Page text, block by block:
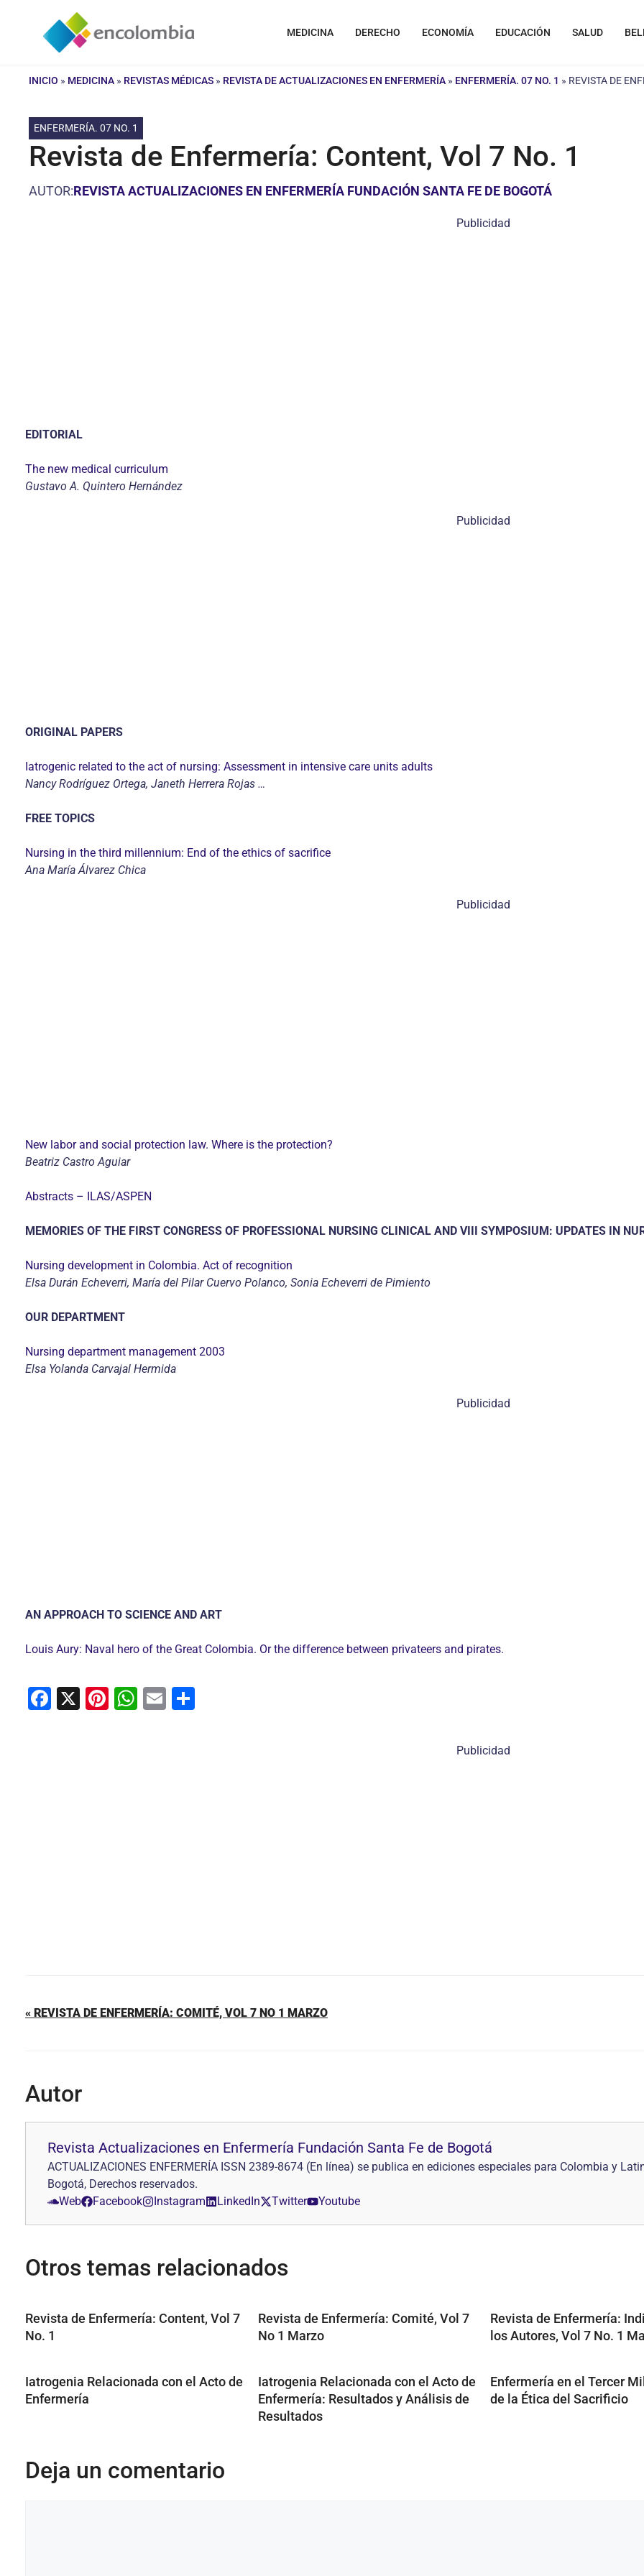
contenido
MEDICINA DERECHO ECONOMÍA EDUCACIÓN SALUD
INICIO » MEDICINA » REVISTAS MÉDICAS » REVISTA DE ACTUALIZACIONES EN ENFERMERÍA » ENFERMERÍA. 07 NO. 1 » REVISTA DE
ENFERMERÍA. 07 NO. 1
Revista de Enfermería: Content, Vol 7 No. 1
AUTOR:REVISTA ACTUALIZACIONES EN ENFERMERÍA FUNDACIÓN SANTA FE DE BOGOTÁ
Publicidad
EDITORIAL
The new medical curriculum
Gustavo A. Quintero Hernández
Publicidad
ORIGINAL PAPERS
Iatrogenic related to the act of nursing: Assessment in intensive care units adults
Nancy Rodríguez Ortega, Janeth Herrera Rojas …
FREE TOPICS
Nursing in the third millennium: End of the ethics of sacrifice
Ana María Álvarez Chica
Publicidad
New labor and social protection law. Where is the protection?
Beatriz Castro Aguiar
Abstracts – ILAS/ASPEN
MEMORIES OF THE FIRST CONGRESS OF PROFESSIONAL NURSING CLINICAL AND VIII SYMPOSIUM: UPDATES IN
Nursing development in Colombia. Act of recognition
Elsa Durán Echeverri, María del Pilar Cuervo Polanco, Sonia Echeverri de Pimiento
OUR DEPARTMENT
Nursing department management 2003
Elsa Yolanda Carvajal Hermida
Publicidad
AN APPROACH TO SCIENCE AND ART
Louis Aury: Naval hero of the Great Colombia. Or the difference between privateers and pirates.
F
X
Pi W E
Publicidad
« REVISTA DE ENFERMERÍA: COMITÉ, VOL 7 NO 1 MARZO
Autor
Revista Actualizaciones en Enfermería Fundación Santa Fe de Bogotá
ACTUALIZACIONES ENFERMERÍA ISSN 2389-8674 (En línea) se publica en ediciones especiales para Colombia y
Bogotá, Derechos reservados.
Web
Facebook Instagram LinkedIn Twitter Youtube
Otros temas relacionados
Revista de Enfermería: Content, Vol 7
No. 1
Revista de Enfermería: Comité, Vol 7
No 1 Marzo
Revista de Enfermería:
los Autores, Vol 7 No. 1
Iatrogenia Relacionada con el Acto de
Enfermería
Iatrogenia Relacionada con el Acto de
Enfermería: Resultados y Análisis de
Resultados
Enfermería en el Tercer
de la Ética del Sacrificio
Deja un comentario